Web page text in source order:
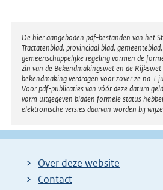
Disclaimer
De hier aangeboden pdf-bestanden van het
Tractatenblad, provinciaal blad,
gemeenschappelijke regeling vormen de
zin van de Bekendmakingswet en de
bekendmaking verdragen voor zover ze na 1
Voor pdf-publicaties van vóór deze datum
vorm uitgegeven bladen formele status
elektronische versies daarvan worden bij
Over deze website
Contact